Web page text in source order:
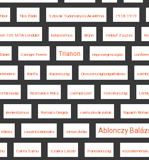
Tilos Rádió Szlovák Tudományos Akadémia 1918-1919
100 MTA-Lendület bolsevizmus Brünn Heilauf Zsuzsa
Csenger Ferenc Trianon népességmozgás
Bártfa Bajorország Oroszországi polgárháború
Krizmanics Réka csempészet Horvátország
irredentizmus Romsics Gergely csehszlovák iratok Rapaich
Miklós vasúti közlekedés Simon Attila Ablonczy
Csinta Samu Szarka László Franciaország